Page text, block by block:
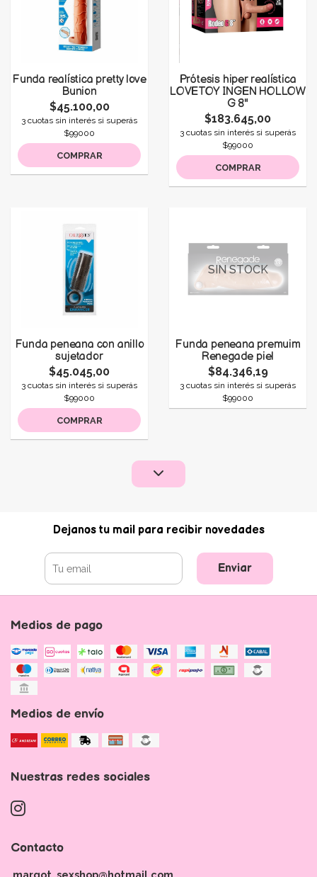
Funda realística pretty love
Bunion
$45.100,00
3 cuotas sin interés si superás
$99000
COMPRAR
Prótesis hiper realística
LOVETOY INGEN HOLLOW
G 8"
$183.645,00
3 cuotas sin interés si superás
$99000
COMPRAR
Funda peneana con anillo
sujetador
$45.045,00
3 cuotas sin interés si superás
$99000
COMPRAR
SIN STOCK
Funda peneana premuim
Renegade piel
$84.346,19
3 cuotas sin interés si superás
$99000
Dejanos tu mail para recibir novedades
Enviar
Medios de pago
Medios de envío
Nuestras redes sociales
Contacto
margot_sexshop@hotmail.com